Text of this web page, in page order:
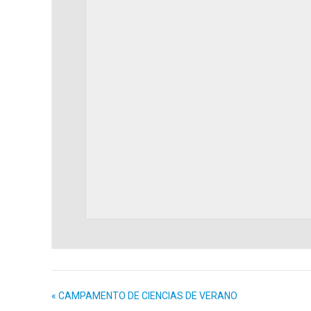
« CAMPAMENTO DE CIENCIAS DE VERANO